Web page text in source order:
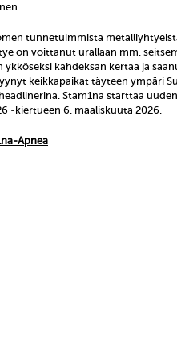
tunnetuimmista
on voittanut urallaan mm.
ykköseksi kahdeksan kertaa ja
keikkapaikat täyteen ympäri
Stam1na starttaa
-kiertueen 6. maaliskuuta 2026.
Apnea